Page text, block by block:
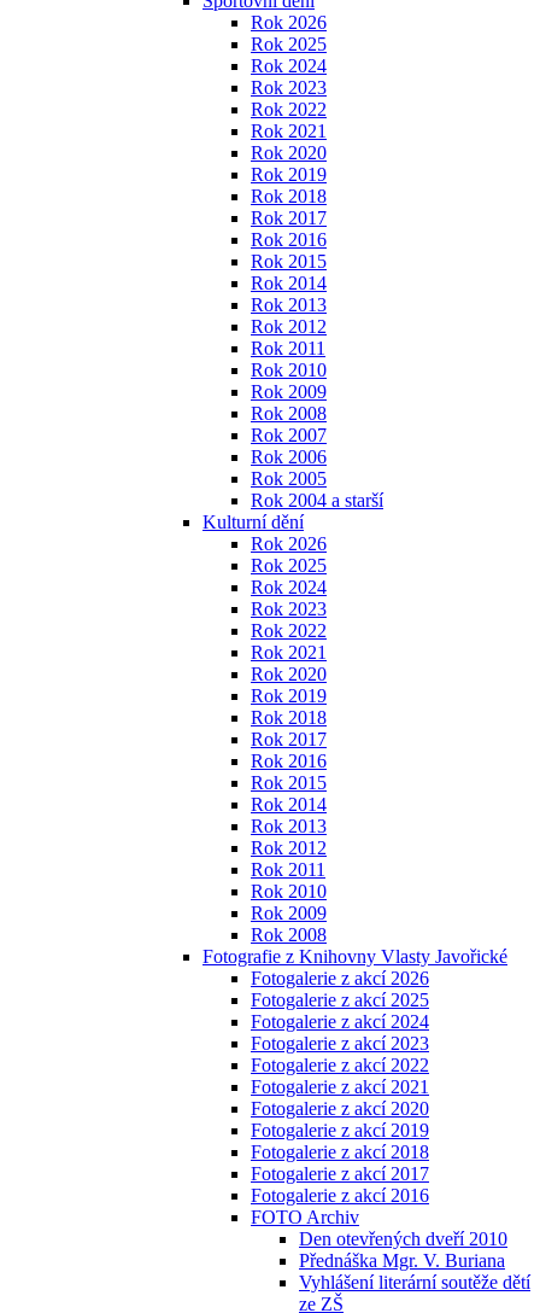
Rok 2026
Rok 2025
Rok 2024
Rok 2023
Rok 2022
Rok 2021
Rok 2020
Rok 2019
Rok 2018
Rok 2017
Rok 2016
Rok 2015
Rok 2014
Rok 2013
Rok 2012
Rok 2011
Rok 2010
Rok 2009
Rok 2008
Rok 2007
Rok 2006
Rok 2005
Rok 2004 a starší
Kulturní dění
Rok 2026
Rok 2025
Rok 2024
Rok 2023
Rok 2022
Rok 2021
Rok 2020
Rok 2019
Rok 2018
Rok 2017
Rok 2016
Rok 2015
Rok 2014
Rok 2013
Rok 2012
Rok 2011
Rok 2010
Rok 2009
Rok 2008
Fotografie z Knihovny Vlasty Javořické
Fotogalerie z akcí 2026
Fotogalerie z akcí 2025
Fotogalerie z akcí 2024
Fotogalerie z akcí 2023
Fotogalerie z akcí 2022
Fotogalerie z akcí 2021
Fotogalerie z akcí 2020
Fotogalerie z akcí 2019
Fotogalerie z akcí 2018
Fotogalerie z akcí 2017
Fotogalerie z akcí 2016
FOTO Archiv
Den otevřených dveří 2010
Přednáška Mgr. V. Buriana
Vyhlášení literární soutěže dětí
ze ZŠ